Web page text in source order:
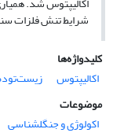
شرایط تنش فلزات
کلیدواژه‌ها
اکالیپتوس
زیست‌‎توده
موضوعات
اکولوژی و جنگلشناسی